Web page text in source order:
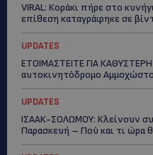
VIRAL: Κοράκι πήρε στο
επίθεση καταγράφηκε σε
UPDATES
ΕΤΟΙΜΑΣΤΕΙΤΕ ΓΙΑ
αυτοκινητόδρομο
UPDATES
ΙΣΑΑΚ-ΣΟΛΩΜΟΥ: Κλείνουν
Παρασκευή – Πού και τι ώρα